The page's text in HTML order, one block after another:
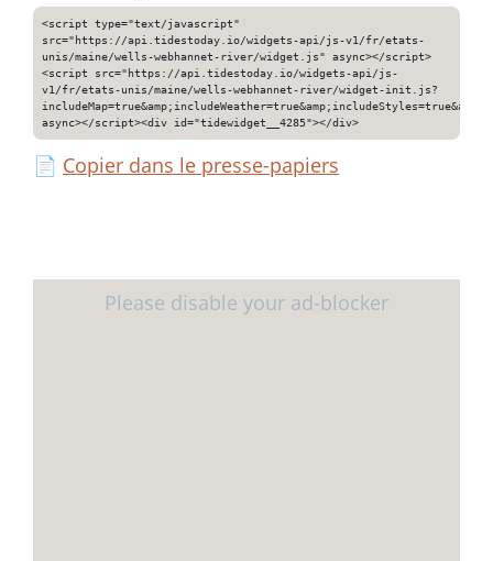
<script type="text/javascript"
src="https://api.tidestoday.io/widgets-api/js-v1/fr/etats-
unis/maine/wells-webhannet-river/widget.js" async></script>
<script src="https://api.tidestoday.io/widgets-api/js-
v1/fr/etats-unis/maine/wells-webhannet-river/widget-init.js?
async></script><div id="tidewidget__4285"></div>
📄 Copier dans le presse-papiers